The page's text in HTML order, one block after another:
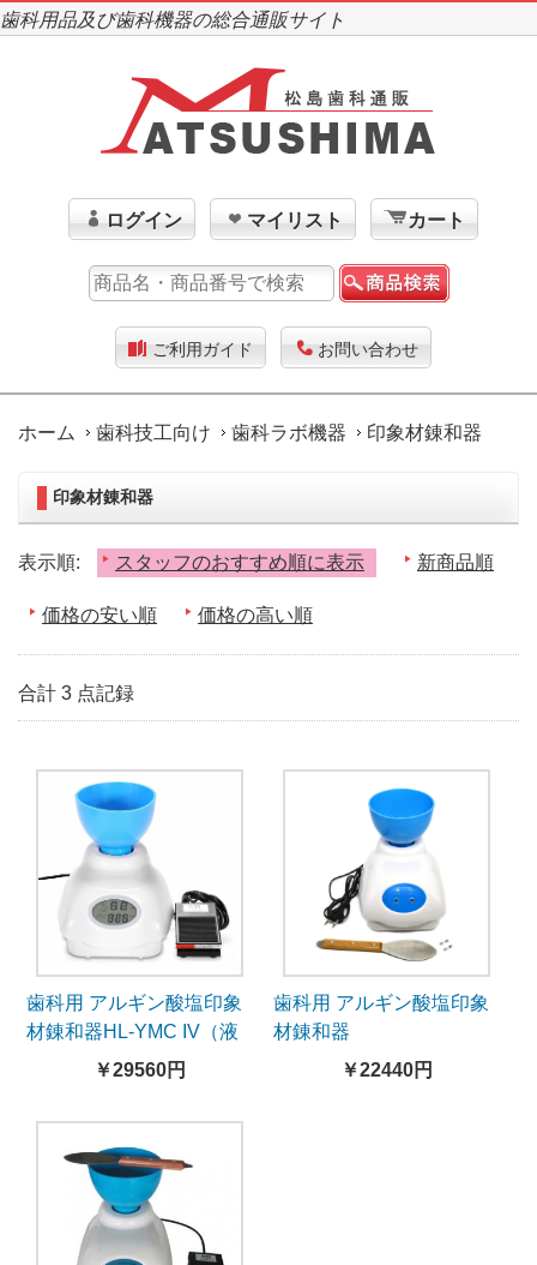
歯科用品及び歯科機器の総合通販サイト
ログイン マイリスト カート
ご利用ガイド お問い合わせ
ホーム 歯科技工向け 歯科ラボ機器 印象材錬和器
印象材錬和器
表示順: スタッフのおすすめ順に表示 新商品順
価格の安い順 価格の高い順
合計 3 点記録
歯科用 アルギン酸塩印象
材錬和器HL-YMC IV（液
晶スクリーン付き）
￥29560円
歯科用 アルギン酸塩印象
材錬和器
￥22440円